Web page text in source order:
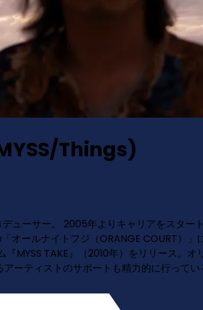
Things)
ューサー。 2005年よりキャリアをスター
オールナイトフジ（ORANGE COURT）
『MYSS TAKE』（2010年）をリリース。
ーティストのサポートも精力的に行ってい